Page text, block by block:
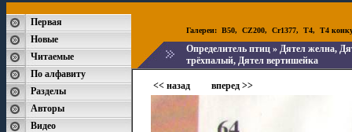
Первая
Новые
Читаемые
По алфавиту
Разделы
Авторы
Видео
Галереи: B50, CZ200, Cr1377, T4, T4
Определитель птиц » Дятел желна,
трёхпалый, Дятел вертишейка
<< назад вперед >>